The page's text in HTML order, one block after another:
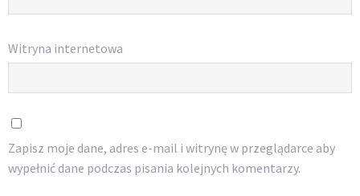
Witryna internetowa
Zapisz moje dane, adres e-mail i witrynę w przeglądarce aby
wypełnić dane podczas pisania kolejnych komentarzy.